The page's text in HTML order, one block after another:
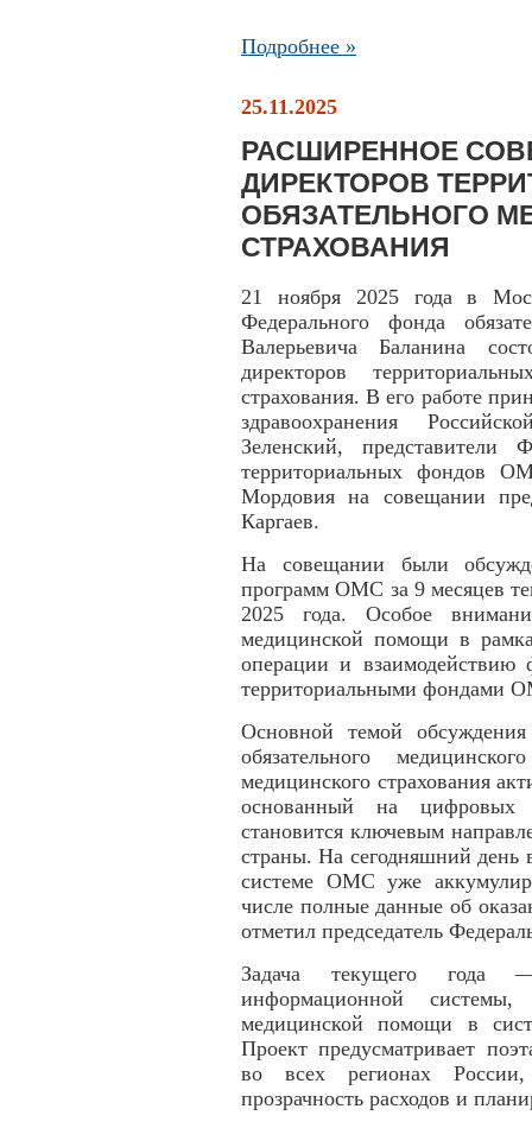
Подробнее »
25.11.2025
РАСШИРЕННОЕ
ДИРЕКТОРОВ
ОБЯЗАТЕЛЬНОГО
СТРАХОВАНИЯ
21 ноября 2025 года в
Федерального фонда
Валерьевича Баланина
директоров
страхования. В его работе
здравоохранения
Зеленский, представители
территориальных фондов
Мордовия на совещании
Каргаев.
На совещании были
программ ОМС за 9 месяцев
2025 года. Особое
медицинской помощи в
операции и
территориальными фондами
Основной темой
обязательного
медицинского страхования
основанный на цифровых
становится ключевым
страны. На сегодняшний день
системе ОМС уже
числе полные данные об
отметил председатель
Задача текущего года
информационной
медицинской помощи в
Проект предусматривает
во всех регионах
прозрачность расходов и